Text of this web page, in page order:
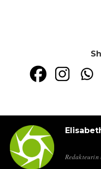
Redakteurin